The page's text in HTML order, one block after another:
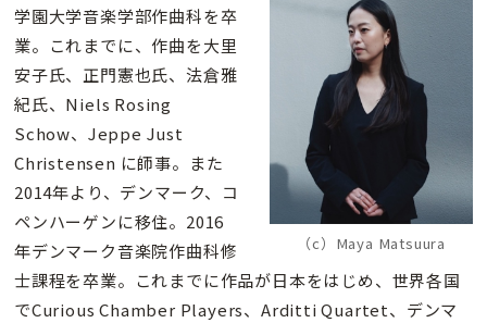
（c）Maya Matsuura
学園大学音楽学部作曲科を卒
業。これまでに、作曲を大里
安子氏、正門憲也氏、法倉雅
紀氏、Niels Rosing
Schow、Jeppe Just
Christensen に師事。また
2014年より、デンマーク、コ
ペンハーゲンに移住。2016
年デンマーク音楽院作曲科修
士課程を卒業。これまでに作品が日本をはじめ、世界各国
でCurious Chamber Players、Arditti Quartet、デンマ